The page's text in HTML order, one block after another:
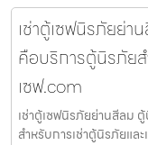
เช่าตู้เซฟนิรภัยย่า
คือบริการตู้นิรภัยส
เซฟ.com
เช่าตู้เซฟนิรภัยย่านสีลม ตู้
สำหรับการเช่าตู้นิรภัยและ